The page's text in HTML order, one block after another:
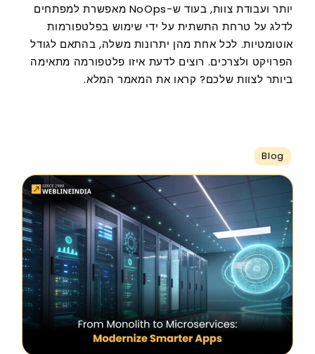
יותר ועבודת צוות, בעוד ש-NoOps מאפשרת למפתחים
לדלג על טרחת התשתית על ידי שימוש בפלטפורמות
אוטומטיות. לכל אחת מהן יתרונות משלה, בהתאם לגודל
הפרויקט ולצרכים. רוצים לדעת איזו פלטפורמה מתאימה
ביותר לצוות שלכם? קראו את המאמר המלא.
Blog